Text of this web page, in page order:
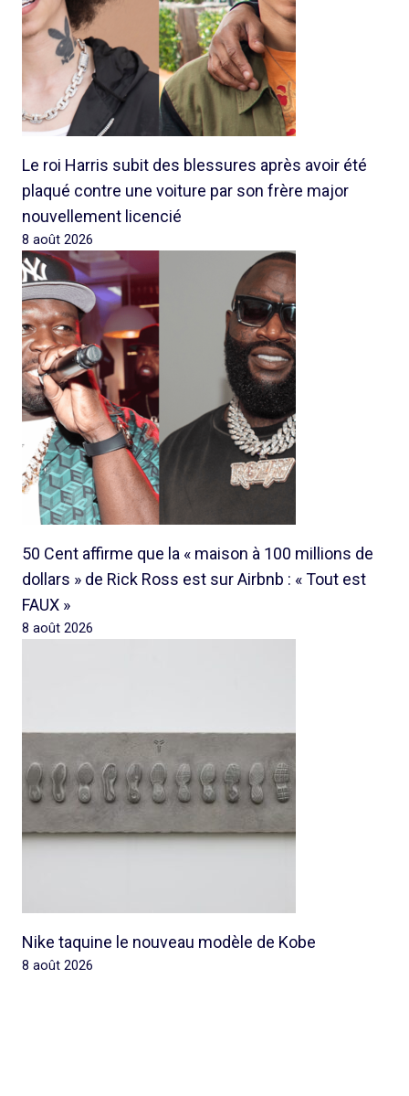
Le roi Harris subit des blessures après avoir été
plaqué contre une voiture par son frère major
nouvellement licencié
8 août 2026
50 Cent affirme que la « maison à 100 millions de
dollars » de Rick Ross est sur Airbnb : « Tout est
FAUX »
8 août 2026
Nike taquine le nouveau modèle de Kobe
8 août 2026